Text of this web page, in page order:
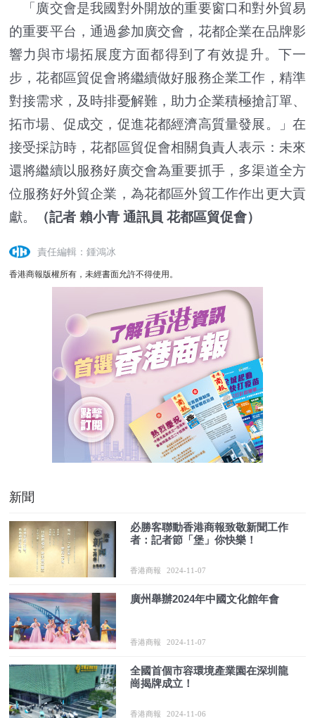
「廣交會是我國對外開放的重要窗口和對外貿易
的重要平台，通過參加廣交會，花都企業在品牌影
響力與市場拓展度方面都得到了有效提升。下一
步，花都區貿促會將繼續做好服務企業工作，精準
對接需求，及時排憂解難，助力企業積極搶訂單、
拓市場、促成交，促進花都經濟高質量發展。」在
接受採訪時，花都區貿促會相關負責人表示：未來
還將繼續以服務好廣交會為重要抓手，多渠道全方
位服務好外貿企業，為花都區外貿工作作出更大貢
獻。
（記者 賴小青 通訊員 花都區貿促會）
責任編輯：鍾鴻冰
香港商報版權所有，未經書面允許不得使用。
新聞
必勝客聯動香港商報致敬新聞工作
者：記者節「堡」你快樂！
香港商報 2024-11-07
廣州舉辦2024年中國文化館年會
香港商報 2024-11-07
全國首個市容環境產業園在深圳龍
崗揭牌成立！
香港商報 2024-11-06